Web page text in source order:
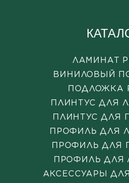
ЛАМИНАТ
ВИНИЛОВЫЙ
ПОДЛОЖКА
ПЛИНТУС ДЛЯ
ПЛИНТУС ДЛЯ
ПРОФИЛЬ ДЛЯ
ПРОФИЛЬ ДЛЯ
ПРОФИЛЬ ДЛЯ
АКСЕССУАРЫ